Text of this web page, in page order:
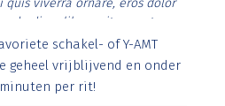
quis viverra ornare, eros dolor
diam libero vitae erat.
cursus id rutrum lorem
risus tristique posuere.
schakel- of Y-AMT
geheel vrijblijvend en onder
per rit!